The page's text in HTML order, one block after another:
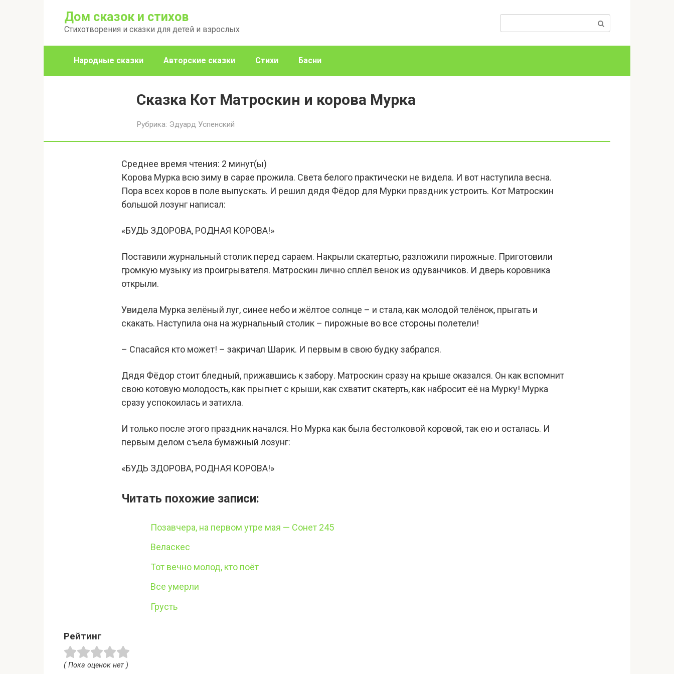
Дом сказок и стихов
Стихотворения и сказки для детей и взрослых
Народные сказки Авторские сказки Стихи Басни
Сказка Кот Матроскин и корова Мурка
Рубрика: Эдуард Успенский
Среднее время чтения: 2 минут(ы)
Корова Мурка всю зиму в сарае прожила. Света белого практически не видела. И вот наступила весна.
Пора всех коров в поле выпускать. И решил дядя Фёдор для Мурки праздник устроить. Кот Матроскин
большой лозунг написал:
«БУДЬ ЗДОРОВА, РОДНАЯ КОРОВА!»
Поставили журнальный столик перед сараем. Накрыли скатертью, разложили пирожные. Приготовили
громкую музыку из проигрывателя. Матроскин лично сплёл венок из одуванчиков. И дверь коровника
открыли.
Увидела Мурка зелёный луг, синее небо и жёлтое солнце – и стала, как молодой телёнок, прыгать и
скакать. Наступила она на журнальный столик – пирожные во все стороны полетели!
– Спасайся кто может! – закричал Шарик. И первым в свою будку забрался.
Дядя Фёдор стоит бледный, прижавшись к забору. Матроскин сразу на крыше оказался. Он как вспомнит
свою котовую молодость, как прыгнет с крыши, как схватит скатерть, как набросит её на Мурку! Мурка
сразу успокоилась и затихла.
И только после этого праздник начался. Но Мурка как была бестолковой коровой, так ею и осталась. И
первым делом съела бумажный лозунг:
«БУДЬ ЗДОРОВА, РОДНАЯ КОРОВА!»
Читать похожие записи:
Позавчера, на первом утре мая — Сонет 245
Веласкес
Тот вечно молод, кто поёт
Все умерли
Грусть
Рейтинг
( Пока оценок нет )